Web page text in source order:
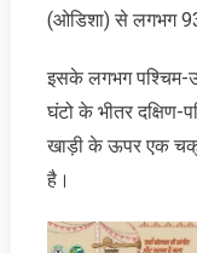
(ओडिशा) से लगभग
इसके लगभग पश्चिम-
घंटो के भीतर दक्षिण-
खाड़ी के ऊपर एक
है।